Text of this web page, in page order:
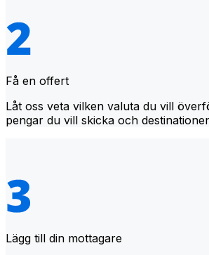
Få en offert
Låt oss veta vilken valuta du vill
pengar du vill skicka och
Lägg till din mottagare